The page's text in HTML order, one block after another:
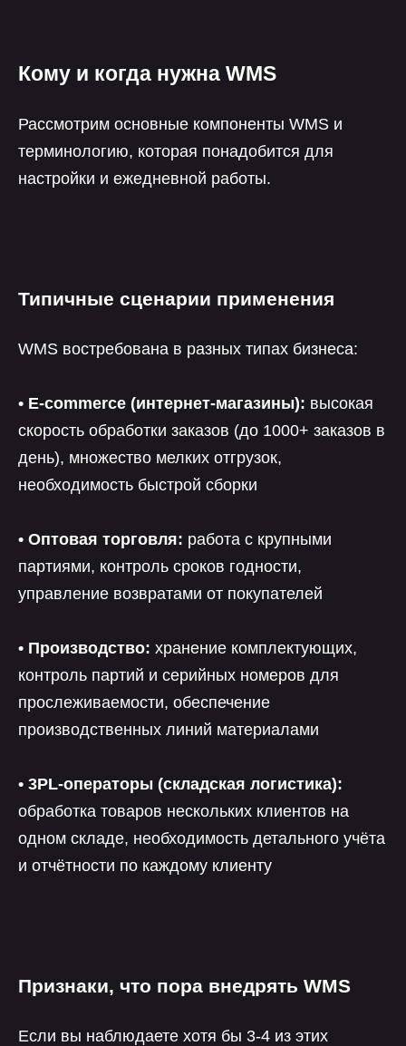
Кому и когда нужна WMS
Рассмотрим основные компоненты WMS и
терминологию, которая понадобится для
настройки и ежедневной работы.
Типичные сценарии применения
WMS востребована в разных типах бизнеса:
• E-commerce (интернет-магазины): высокая
скорость обработки заказов (до 1000+ заказов в
день), множество мелких отгрузок,
необходимость быстрой сборки
• Оптовая торговля: работа с крупными
партиями, контроль сроков годности,
управление возвратами от покупателей
• Производство: хранение комплектующих,
контроль партий и серийных номеров для
прослеживаемости, обеспечение
производственных линий материалами
• 3PL-операторы (складская логистика):
обработка товаров нескольких клиентов на
одном складе, необходимость детального учёта
и отчётности по каждому клиенту
Признаки, что пора внедрять WMS
Если вы наблюдаете хотя бы 3-4 из этих